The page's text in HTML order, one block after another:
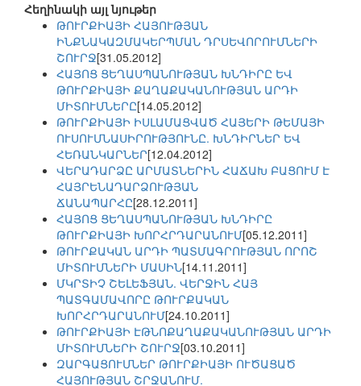
Հեղինակի այլ նյութեր
ԹՈՒՐՔԻԱՅԻ ՀԱՅՈՒԹՅԱՆ
ԻՆՔՆԱԿԱԶՄԱԿԵՐՊՄԱՆ ԴՐՍԵՎՈՐՈՒՄՆԵՐԻ
ՇՈՒՐՋ[31.05.2012]
ՀԱՅՈՑ ՑԵՂԱՍՊԱՆՈՒԹՅԱՆ ԽՆԴԻՐԸ ԵՎ
ԹՈՒՐՔԻԱՅԻ ՔԱՂԱՔԱԿԱՆՈՒԹՅԱՆ ԱՐԴԻ
ՄԻՏՈՒՄՆԵՐԸ[14.05.2012]
ԹՈՒՐՔԻԱՅԻ ԻՍԼԱՄԱՑՎԱԾ ՀԱՅԵՐԻ ԹԵՄԱՅԻ
ՈՒՍՈՒՄՆԱՍԻՐՈՒԹՅՈՒՆԸ. ԽՆԴԻՐՆԵՐ ԵՎ
ՀԵՌԱՆԿԱՐՆԵՐ[12.04.2012]
ՎԵՐԱԴԱՐՁԸ ԱՐՄԱՏՆԵՐԻՆ ՀԱՃԱԽ ԲԱՑՈՒՄ Է
ՀԱՅՐԵՆԱԴԱՐՁՈՒԹՅԱՆ
ՃԱՆԱՊԱՐՀԸ[28.12.2011]
ՀԱՅՈՑ ՑԵՂԱՍՊԱՆՈՒԹՅԱՆ ԽՆԴԻՐԸ
ԹՈՒՐՔԻԱՅԻ ԽՈՐՀՐԴԱՐԱՆՈՒՄ[05.12.2011]
ԹՈՒՐՔԱԿԱՆ ԱՐԴԻ ՊԱՏՄԱԳՐՈՒԹՅԱՆ ՈՐՈՇ
ՄԻՏՈՒՄՆԵՐԻ ՄԱՍԻՆ[14.11.2011]
ՄԿՐՏԻՉ ՇԵԼԵՖՅԱՆ. ՎԵՐՋԻՆ ՀԱՅ
ՊԱՏԳԱՄԱՎՈՐԸ ԹՈՒՐՔԱԿԱՆ
ԽՈՐՀՐԴԱՐԱՆՈՒՄ[24.10.2011]
ԹՈՒՐՔԻԱՅԻ ԷԹՆՈՔԱՂԱՔԱԿԱՆՈՒԹՅԱՆ ԱՐԴԻ
ՄԻՏՈՒՄՆԵՐԻ ՇՈՒՐՋ[03.10.2011]
ԶԱՐԳԱՑՈՒՄՆԵՐ ԹՈՒՐՔԻԱՅԻ ՈՒԾԱՑԱԾ
ՀԱՅՈՒԹՅԱՆ ՇՐՋԱՆՈՒՄ.